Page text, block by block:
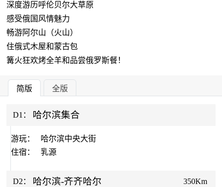
深度游历呼伦贝尔大草原
感受俄国风情魅力
畅游阿尔山（火山）
住俄式木屋和蒙古包
篝火狂欢烤全羊和品尝俄罗斯餐！
简版 全版
D1： 哈尔滨集合
游玩：
哈尔滨中央大街
住宿：
乳源
D2： 350Km
哈尔滨-齐齐哈尔